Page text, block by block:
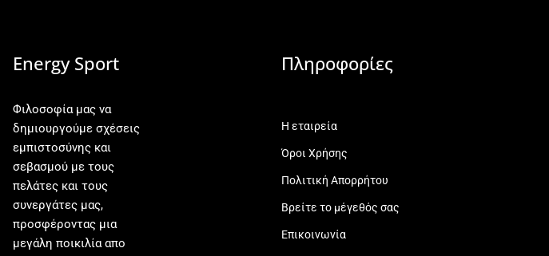
Energy Sport
Φιλοσοφία μας να
δημιουργούμε σχέσεις
εμπιστοσύνης και
σεβασμού με τους
πελάτες και τους
συνεργάτες μας,
προσφέροντας μια
μεγάλη ποικιλία απο
Πληροφορίες
Η εταιρεία
Όροι Χρήσης
Πολιτική Απορρήτου
Βρείτε το μέγεθός σας
Επικοινωνία